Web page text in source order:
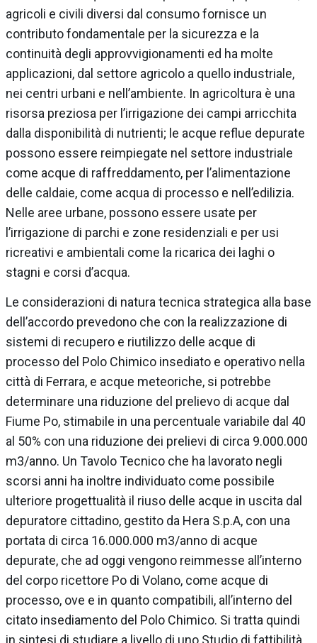
agricoli e civili diversi dal consumo fornisce un
contributo fondamentale per la sicurezza e la
continuità degli approvvigionamenti ed ha molte
applicazioni, dal settore agricolo a quello industriale,
nei centri urbani e nell’ambiente. In agricoltura è una
risorsa preziosa per l’irrigazione dei campi arricchita
dalla disponibilità di nutrienti; le acque reflue depurate
possono essere reimpiegate nel settore industriale
come acque di raffreddamento, per l’alimentazione
delle caldaie, come acqua di processo e nell’edilizia.
Nelle aree urbane, possono essere usate per
l’irrigazione di parchi e zone residenziali e per usi
ricreativi e ambientali come la ricarica dei laghi o
stagni e corsi d’acqua.
Le considerazioni di natura tecnica strategica alla base
dell’accordo prevedono che con la realizzazione di
sistemi di recupero e riutilizzo delle acque di
processo del Polo Chimico insediato e operativo nella
città di Ferrara, e acque meteoriche, si potrebbe
determinare una riduzione del prelievo di acque dal
Fiume Po, stimabile in una percentuale variabile dal 40
al 50% con una riduzione dei prelievi di circa 9.000.000
m3/anno. Un Tavolo Tecnico che ha lavorato negli
scorsi anni ha inoltre individuato come possibile
ulteriore progettualità il riuso delle acque in uscita dal
depuratore cittadino, gestito da Hera S.p.A, con una
portata di circa 16.000.000 m3/anno di acque
depurate, che ad oggi vengono reimmesse all’interno
del corpo ricettore Po di Volano, come acque di
processo, ove e in quanto compatibili, all’interno del
citato insediamento del Polo Chimico. Si tratta quindi
in sintesi di studiare a livello di uno Studio di fattibilità